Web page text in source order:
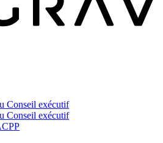
Conseil exécutif
Conseil exécutif